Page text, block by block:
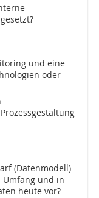
und eine
oder
(Datenmodell)
und in
heute vor?